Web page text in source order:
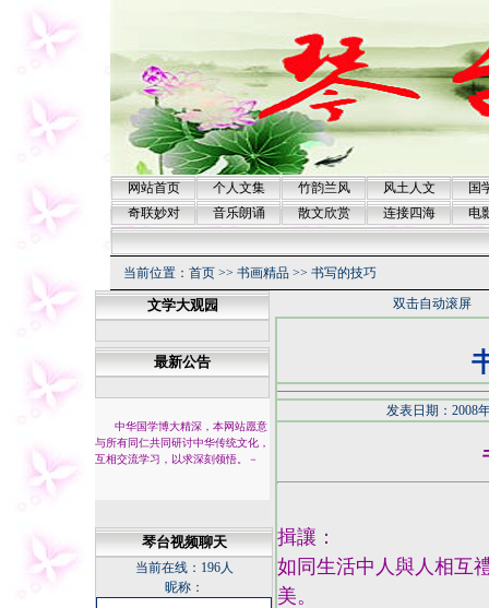
网站首页 个人文集 竹韵兰风 风土人文
国
奇联妙对
音乐朗诵 散文欣赏 连接四海 电
当前位置： 首页 >> 书画精品 >> 书写的技巧
文学大观园
最新公告
中华国学博大精深，本网站愿意
与所有同仁共同研讨中华传统文化，
互相交流学习，以求深刻领悟。
－
琴台视频聊天
当前在线： 196人
昵称：
双击自动滚屏
发表日期：2008
揖讓：
如同生活中人與人相互
美。